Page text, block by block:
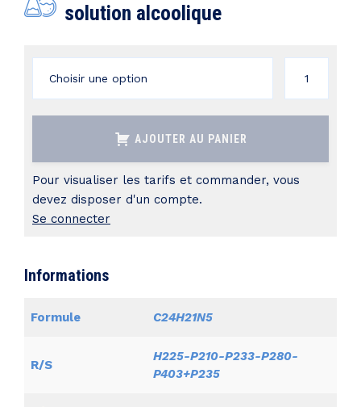
solution alcoolique
quantité
de
AJOUTER AU PANIER
Pour visualiser les tarifs et commander, vous
devez disposer d'un compte.
Se connecter
Informations
Formule C24H21N5
R/S
H225-P210-P233-P280-
P403+P235